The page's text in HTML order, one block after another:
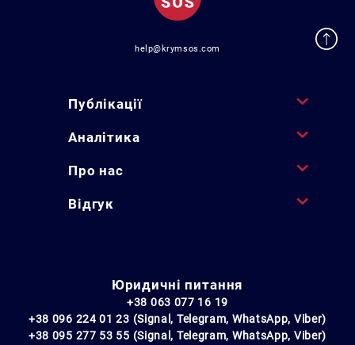
help@krymsos.com
Публікації
Аналітика
Про нас
Відгук
Юридичні питання
+38 063 077 16 19
+38 096 224 01 23 (Signal, Telegram, WhatsApp, Viber)
+38 095 277 53 55 (Signal, Telegram, WhatsApp, Viber)